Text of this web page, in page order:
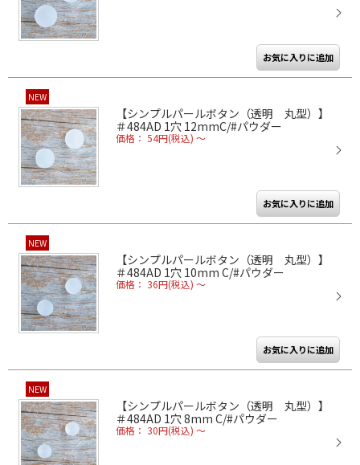
NEW
【シンプルパールボタン（透明 丸型）】
＃484AD 1穴 12mmC/#パウダー
価格： 54円(税込) ～
NEW
【シンプルパールボタン（透明 丸型）】
＃484AD 1穴 10mm C/#パウダー
価格： 36円(税込) ～
NEW
【シンプルパールボタン（透明 丸型）】
＃484AD 1穴 8mm C/#パウダー
価格： 30円(税込) ～